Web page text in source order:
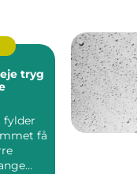
fylder
få